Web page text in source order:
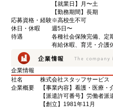
【就業日】月〜土
【勤務期間】長期
応募資格・経験※高校生不可
休日・休暇
週5日〜
待遇
各種社会保険完備、定
有給休暇、育児・介護
企業情報
社名
株式会社スタッフサービ
企業概要
【事業内容】看護・医療
【派遣許可番号】労働者
【創立】1981年11月